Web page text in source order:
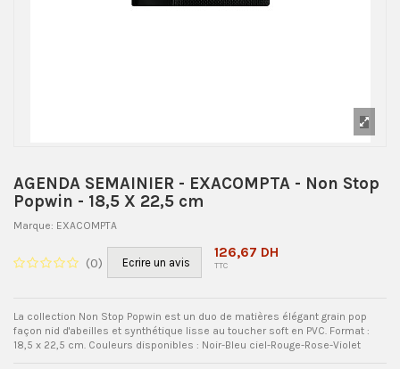
AGENDA SEMAINIER - EXACOMPTA - Non Stop
Popwin - 18,5 X 22,5 cm
Marque: EXACOMPTA
(0) Ecrire un avis
126,67 DH
TTC
La collection Non Stop Popwin est un duo de matières élégant grain pop
façon nid d'abeilles et synthétique lisse au toucher soft en PVC. Format :
18,5 x 22,5 cm. Couleurs disponibles : Noir-Bleu ciel-Rouge-Rose-Violet